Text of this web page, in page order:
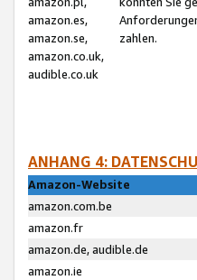
amazon.es,
amazon.se,
amazon.co.uk,
audible.co.uk
zahlen.
ANHANG 4:
Amazon-Website
amazon.com.be
amazon.fr
amazon.de, audible.de
amazon.ie